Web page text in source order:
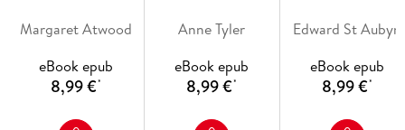
Margaret Atwood
eBook epub
8,99 €*
Anne Tyler
eBook epub
8,99 €*
Edward St Aubyn
eBook epub
8,99 €*